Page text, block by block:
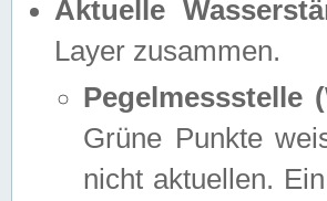
Aktuelle
Layer zusammen.
Pegelmessstelle
Grüne Punkte
nicht aktuellen.